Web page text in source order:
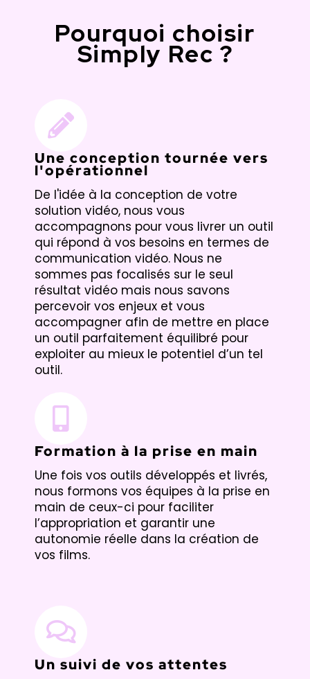
Pourquoi choisir
Simply Rec ?
Une conception tournée vers
l'opérationnel
De l'idée à la conception de votre
solution vidéo, nous vous
accompagnons pour vous livrer un outil
qui répond à vos besoins en termes de
communication vidéo. Nous ne
sommes pas focalisés sur le seul
résultat vidéo mais nous savons
percevoir vos enjeux et vous
accompagner afin de mettre en place
un outil parfaitement équilibré pour
exploiter au mieux le potentiel d’un tel
outil.
Formation à la prise en main
Une fois vos outils développés et livrés,
nous formons vos équipes à la prise en
main de ceux-ci pour faciliter
l’appropriation et garantir une
autonomie réelle dans la création de
vos films.
Un suivi de vos attentes